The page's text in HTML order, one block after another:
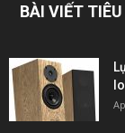
BÀI VIẾT TIÊU